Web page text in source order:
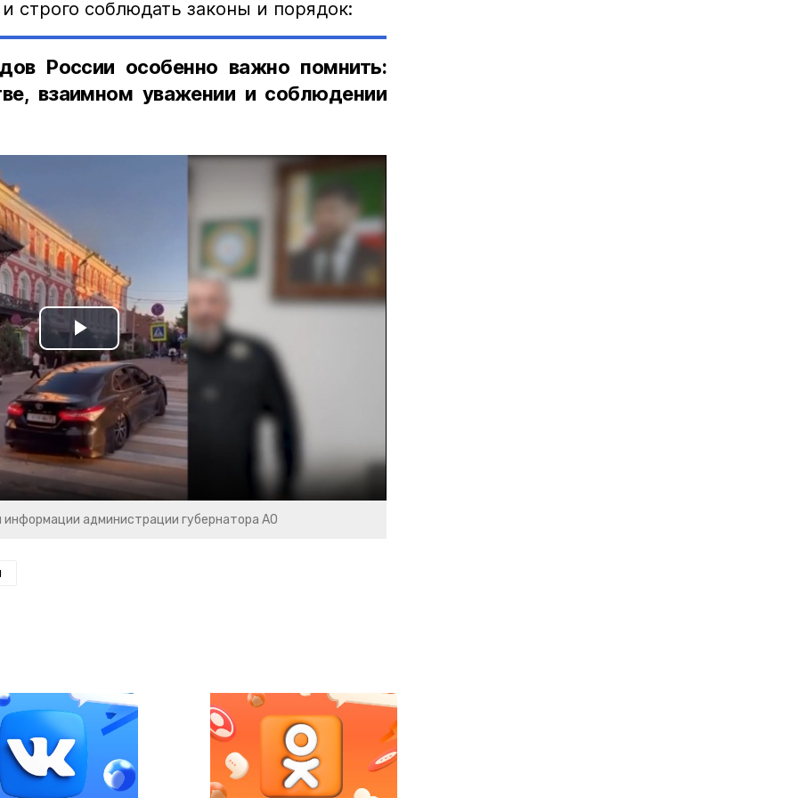
строго соблюдать законы и порядок:
России особенно важно помнить:
взаимном уважении и соблюдении
Play
Video
администрации губернатора АО